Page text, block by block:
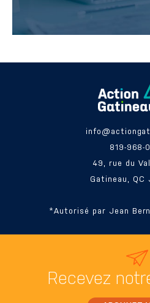
819-968-
49, rue du
Gatineau, QC
*Autorisé par Jean
Recevez